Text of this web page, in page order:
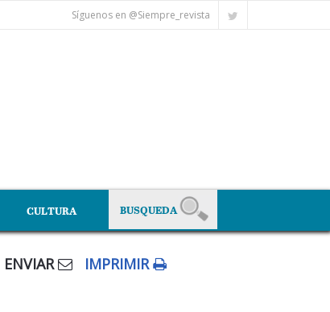
Síguenos en @Siempre_revista
CULTURA
ENVIAR IMPRIMIR